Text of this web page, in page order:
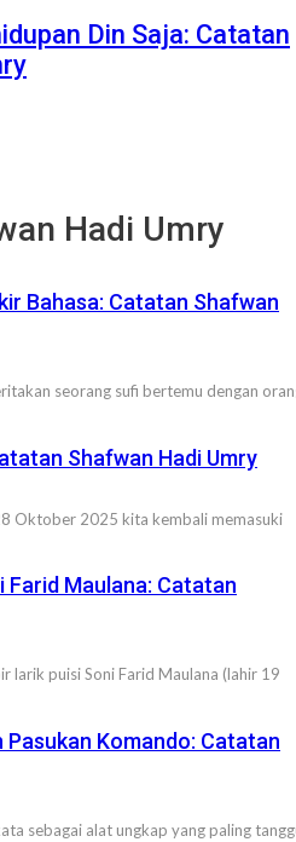
Din Saja: Catatan
Hadi Umry
Bahasa: Catatan Shafwan
seorang sufi bertemu dengan
Shafwan Hadi Umry
Oktober 2025 kita kembali memasuki
Farid Maulana: Catatan
larik puisi Soni Farid Maulana (lahir 19
Pasukan Komando: Catatan
sebagai alat ungkap yang paling